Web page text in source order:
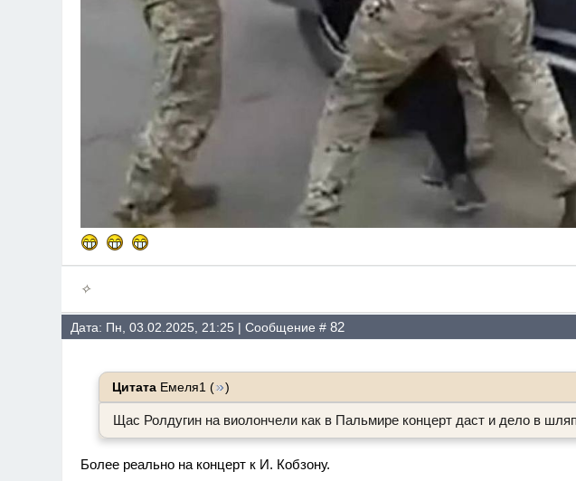
✧
Дата: Пн, 03.02.2025, 21:25 | Сообщение #82
Цитата Емеля1 ( )
Щас Ролдугин на виолончели как в Пальмире концерт даст и дело в
Более реально на концерт к И. Кобзону.